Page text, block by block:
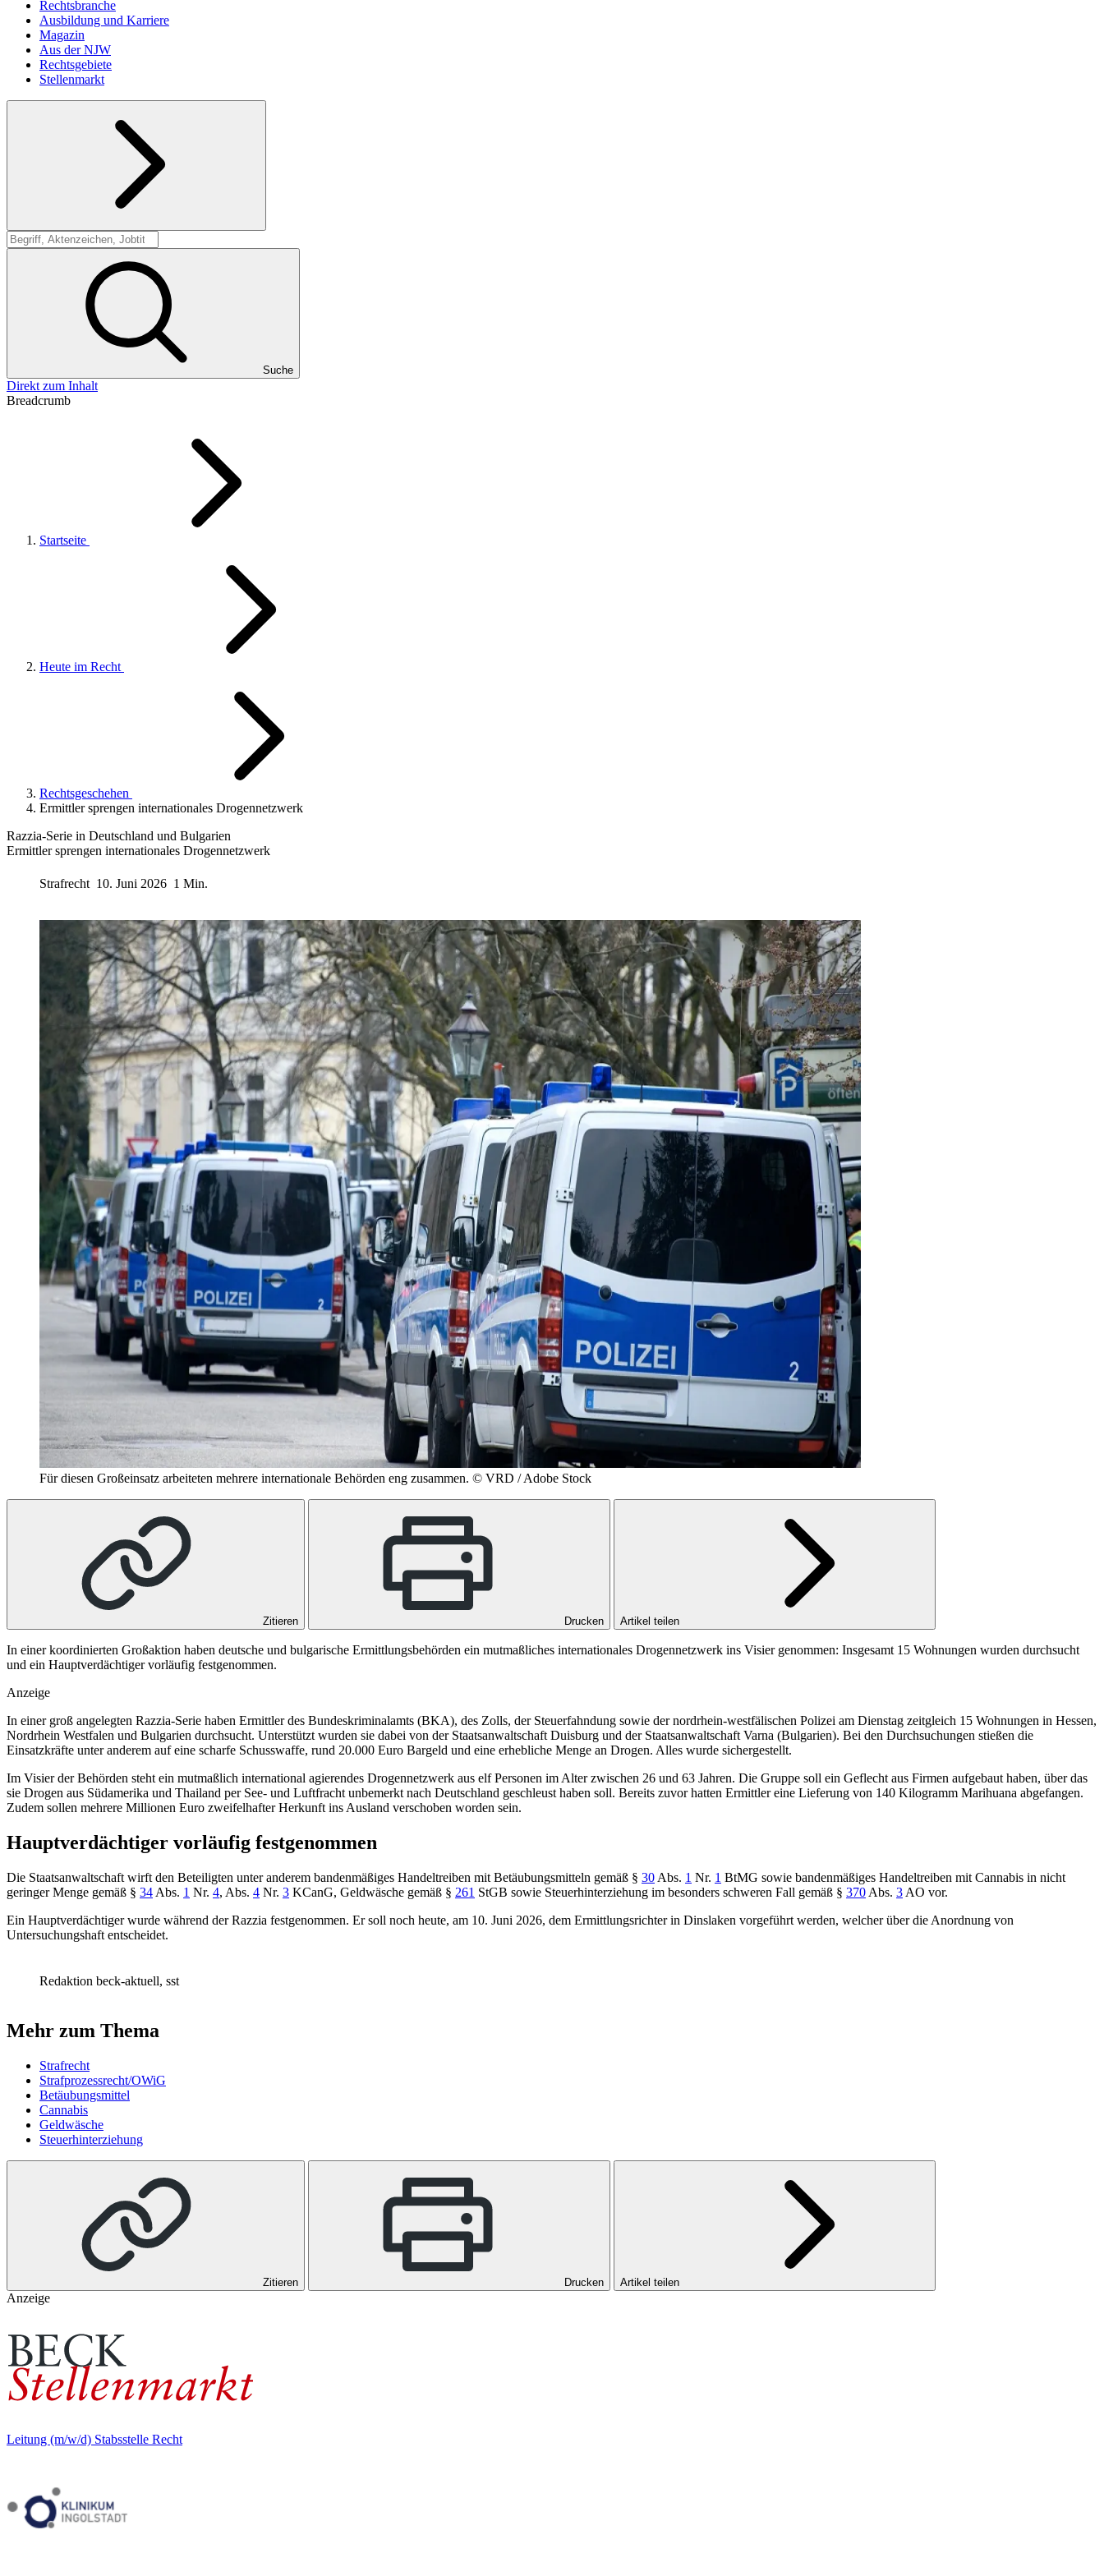
Rechtsbranche
Ausbildung und Karriere
Magazin
Aus der NJW
Rechtsgebiete
Stellenmarkt
Suche
Suche
Direkt zum Inhalt
Breadcrumb
Startseite
Heute im Recht
Rechtsgeschehen
Ermittler sprengen internationales Drogennetzwerk
Razzia-Serie in Deutschland und Bulgarien
Ermittler sprengen internationales Drogennetzwerk
Strafrecht 10. Juni 2026 1 Min.
Für diesen Großeinsatz arbeiteten mehrere internationale Behörden eng zusammen. © VRD / Adobe Stock
Zitieren Drucken Artikel teilen
In einer koordinierten Großaktion haben deutsche und bulgarische Ermittlungsbehörden ein mutmaßliches internationales Drogennetzwerk ins Visier genommen: Insgesamt 15 Wohnungen wurden durchsucht
und ein Hauptverdächtiger vorläufig festgenommen.
Anzeige
In einer groß angelegten Razzia-Serie haben Ermittler des Bundeskriminalamts (BKA), des Zolls, der Steuerfahndung sowie der nordrhein-westfälischen Polizei am Dienstag zeitgleich 15 Wohnungen in Hessen,
Nordrhein Westfalen und Bulgarien durchsucht. Unterstützt wurden sie dabei von der Staatsanwaltschaft Duisburg und der Staatsanwaltschaft Varna (Bulgarien). Bei den Durchsuchungen stießen die
Einsatzkräfte unter anderem auf eine scharfe Schusswaffe, rund 20.000 Euro Bargeld und eine erhebliche Menge an Drogen. Alles wurde sichergestellt.
Im Visier der Behörden steht ein mutmaßlich international agierendes Drogennetzwerk aus elf Personen im Alter zwischen 26 und 63 Jahren. Die Gruppe soll ein Geflecht aus Firmen aufgebaut haben, über das
sie Drogen aus Südamerika und Thailand per See- und Luftfracht unbemerkt nach Deutschland geschleust haben soll. Bereits zuvor hatten Ermittler eine Lieferung von 140 Kilogramm Marihuana abgefangen.
Zudem sollen mehrere Millionen Euro zweifelhafter Herkunft ins Ausland verschoben worden sein.
Hauptverdächtiger vorläufig festgenommen
Die Staatsanwaltschaft wirft den Beteiligten unter anderem bandenmäßiges Handeltreiben mit Betäubungsmitteln gemäß § 30 Abs. 1 Nr. 1 BtMG sowie bandenmäßiges Handeltreiben mit Cannabis in nicht
geringer Menge gemäß § 34 Abs. 1 Nr. 4, Abs. 4 Nr. 3 KCanG, Geldwäsche gemäß § 261 StGB sowie Steuerhinterziehung im besonders schweren Fall gemäß § 370 Abs. 3 AO vor.
Ein Hauptverdächtiger wurde während der Razzia festgenommen. Er soll noch heute, am 10. Juni 2026, dem Ermittlungsrichter in Dinslaken vorgeführt werden, welcher über die Anordnung von
Untersuchungshaft entscheidet.
Redaktion beck-aktuell, sst
Mehr zum Thema
Strafrecht
Strafprozessrecht/OWiG
Betäubungsmittel
Cannabis
Geldwäsche
Steuerhinterziehung
Zitieren Drucken Artikel teilen
Anzeige
Leitung (m/w/d) Stabsstelle Recht